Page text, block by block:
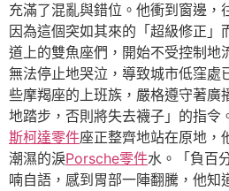
充滿了混亂與錯位。他衝到窗邊，
因為這個突如其來的「超級修正」
道上的雙魚座們，開始不受控制地
無法停止地哭泣，導致城市低窪處
些摩羯座的上班族，嚴格遵守著廣
地踏步，否則將失去襪子」的指令
斯柯達零件座正整齊地站在原地，
潮濕的淚Porsche零件水。「負百
喃自語，感到胃部一陣翻騰，他知